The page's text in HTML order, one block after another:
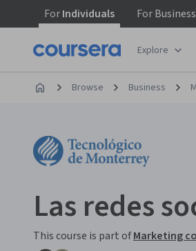
ForIndividuals For
Explore
Browse Business
Las redes
This course is part ofMarketing